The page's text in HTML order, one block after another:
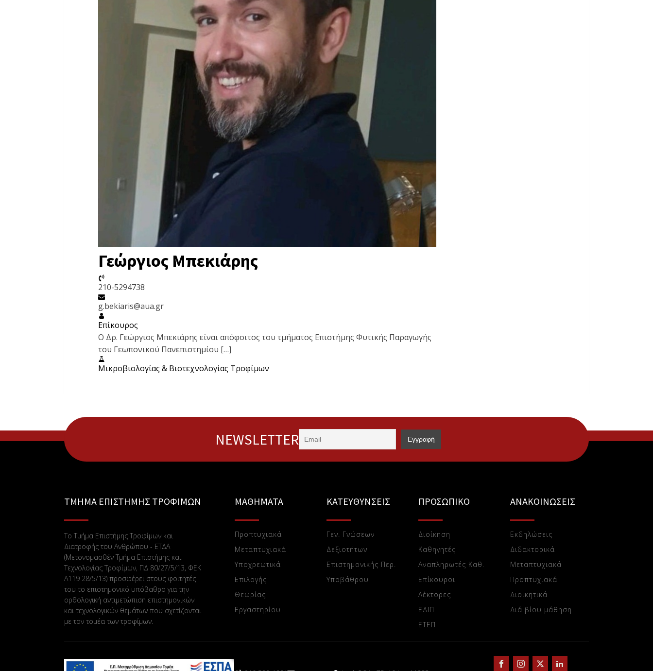
Γεώργιος Μπεκιάρης
210-5294738
g.bekiaris@aua.gr
Επίκουρος
Ο Δρ. Γεώργιος Μπεκιάρης είναι απόφοιτος του τμήματος Επιστήμης Φυτικής Παραγωγής
του Γεωπονικού Πανεπιστημίου […]
Μικροβιολογίας & Βιοτεχνολογίας Τροφίμων
NEWSLETTER
ΤΜΗΜΑ ΕΠΙΣΤΗΜΗΣ ΤΡΟΦΙΜΩΝ
Το Τμήμα Επιστήμης Τροφίμων και
Διατροφής του Ανθρώπου - ΕΤΔΑ
(Μετονομασθέν Τμήμα Επιστήμης και
Τεχνολογίας Τροφίμων, ΠΔ 80/27/5/13, ΦΕΚ
Α119 28/5/13) προσφέρει στους φοιτητές
του το επιστημονικό υπόβαθρο για την
ορθολογική αντιμετώπιση επιστημονικών
και τεχνολογικών θεμάτων που σχετίζονται
με τον τομέα των τροφίμων.
ΜΑΘΗΜΑΤΑ
Προπτυχιακά
Μεταπτυχιακά
Υποχρεωτικά
Επιλογής
Θεωρίας
Eργαστηρίου
ΚΑΤΕΥΘΥΝΣΕΙΣ
Γεν. Γνώσεων
Δεξιοτήτων
Επιστημονικής Περ.
Υποβάθρου
ΠΡΟΣΩΠΙΚΟ
Διοίκηση
Καθηγητές
Αναπληρωτές Καθ.
Επίκουροι
Λέκτορες
ΕΔΙΠ
ΕTEΠ
ΑΝΑΚΟΙΝΩΣΕΙΣ
Εκδηλώσεις
Διδακτορικά
Μεταπτυχιακά
Προπτυχιακά
Διοικητικά
Διά βίου μάθηση